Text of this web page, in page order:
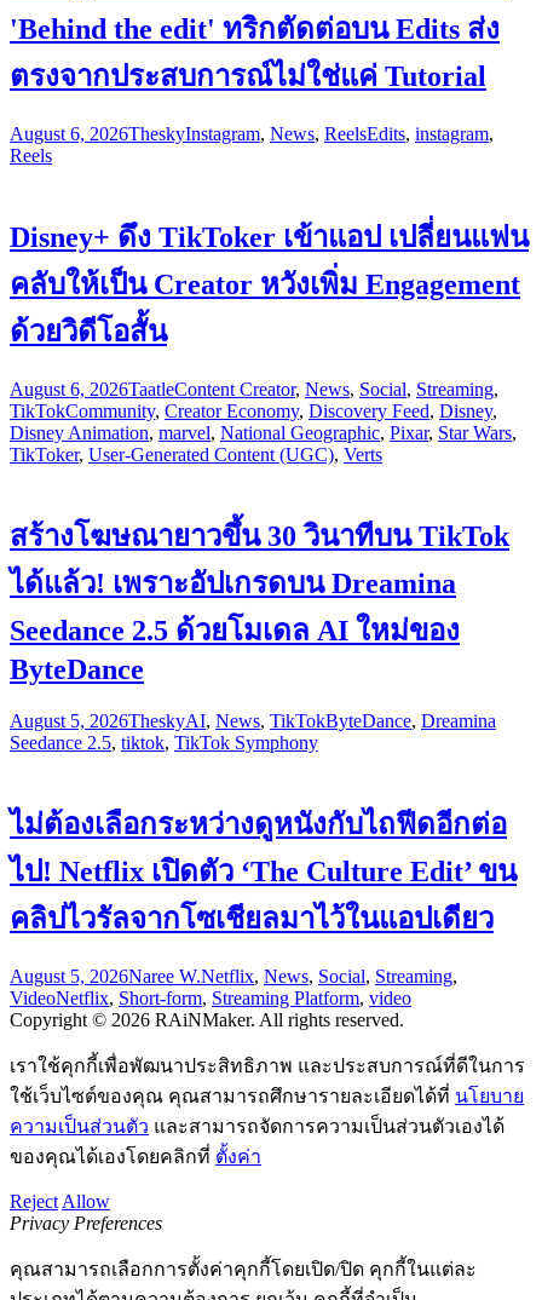
'Behind the edit' ทริกตัดต่อบน Edits ส่ง
ตรงจากประสบการณ์ไม่ใช่แค่ Tutorial
August 6, 2026TheskyInstagram, News, ReelsEdits, instagram,
Reels
Disney+ ดึง TikToker เข้าแอป เปลี่ยนแฟน
คลับให้เป็น Creator หวังเพิ่ม Engagement
ด้วยวิดีโอสั้น
August 6, 2026TaatleContent Creator, News, Social, Streaming,
TikTokCommunity, Creator Economy, Discovery Feed, Disney,
Disney Animation, marvel, National Geographic, Pixar, Star Wars,
TikToker, User-Generated Content (UGC), Verts
สร้างโฆษณายาวขึ้น 30 วินาทีบน TikTok
ได้แล้ว! เพราะอัปเกรดบน Dreamina
Seedance 2.5 ด้วยโมเดล AI ใหม่ของ
ByteDance
August 5, 2026TheskyAI, News, TikTokByteDance, Dreamina
Seedance 2.5, tiktok, TikTok Symphony
ไม่ต้องเลือกระหว่างดูหนังกับไถฟีดอีกต่อ
ไป! Netflix เปิดตัว ‘The Culture Edit’ ขน
คลิปไวรัลจากโซเชียลมาไว้ในแอปเดียว
August 5, 2026Naree W.Netflix, News, Social, Streaming,
VideoNetflix, Short-form, Streaming Platform, video
Copyright © 2026 RAiNMaker. All rights reserved.
เราใช้คุกกี้เพื่อพัฒนาประสิทธิภาพ และประสบการณ์ที่ดีในการ
ใช้เว็บไซต์ของคุณ คุณสามารถศึกษารายละเอียดได้ที่ นโยบาย
ความเป็นส่วนตัว และสามารถจัดการความเป็นส่วนตัวเองได้
ของคุณได้เองโดยคลิกที่ ตั้งค่า
Reject Allow
Privacy Preferences
คุณสามารถเลือกการตั้งค่าคุกกี้โดยเปิด/ปิด คุกกี้ในแต่ละ